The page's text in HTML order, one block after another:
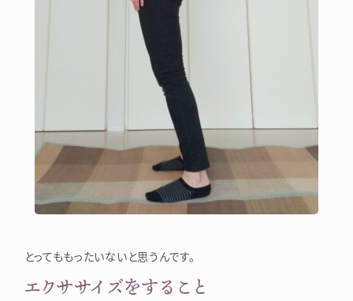
とってももったいないと思うんです。
エクササイズをすること